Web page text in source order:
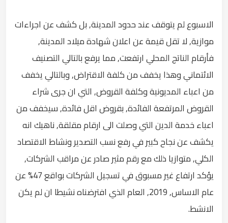
الاسبوع لم يتوقف عند حدود المدينة, بل كشف عن اجراءات
موازية, لا تقل قيمة عن اعلان شهادة ميلاد المدينة,
فأرقام الناتج المحلي ارتفعت, مما يرفع بالتالي التصنيف
الائتماني وهذا يخفف من كلفة الاقتراض, وبالتالي يخفف
من اعباء المديونية وكلفة القروض, التي ان جرى شراء
القروض المرتفعة الفائدة, بقروض اقل فائدة, سيخفف من
اعباء خدمة الدين التي وصلت الى ارقام مقلقة, ناهيك انه
يكشف عن نجاح كبير في رفع نسب التصدير ونشاط الاقتصاد
الكلي, متوازيا ذلك مع رقم مثير صادر عن مراقب الشركات,
يؤكد ارتفاع غير مسبوق في تسجيل الشركات بواقع 47% عن
عام الاساس, 2019, العام الذي افترضناه نشيطا ان لم يكن
الانشط.